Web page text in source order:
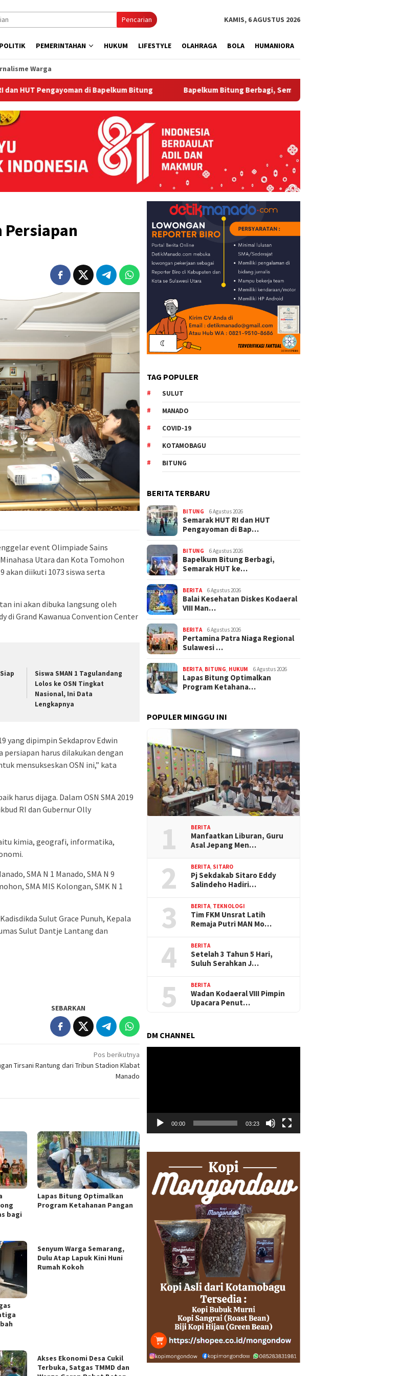
Pencarian KAMIS, 6 AGUSTUS 2026
POLITIK PEMERINTAHAN HUKUM LIFESTYLE OLAHRAGA BOLA HUMANIORA
Warga
di Bapelkum Bitung ‎Bapelkum Bitung Berbagi, Semarak HUT ke-81 RI dan Hari Pengayoman ke-81
event Olimpiade Sains
Utara dan Kota Tomohon
akan diikuti 1073 siswa serta
ini akan dibuka langsung oleh
di Grand Kawanua Convention Center
Siswa SMAN 1 Tagulandang
Lolos ke OSN Tingkat
Nasional, Ini Data
Lengkapnya
yang dipimpin Sekdaprov Edwin
persiapan harus dilakukan dengan
mensukseskan OSN ini,” kata
harus dijaga. Dalam OSN SMA 2019
RI dan Gubernur Olly
kimia, geografi, informatika,
SMA N 1 Manado, SMA N 9
SMA MIS Kolongan, SMK N 1
Sulut Grace Punuh, Kepala
Sulut Dantje Lantang dan
SEBARKAN
Pos berikutnya
Tirsani Rantung dari Tribun Stadion Klabat
Manado
bagi
Lapas Bitung Optimalkan
Program Ketahanan Pangan
Senyum Warga Semarang,
Dulu Atap Lapuk Kini Huni
Rumah Kokoh
Akses Ekonomi Desa Cukil
Terbuka, Satgas TMMD dan
TAG POPULER
SULUT
MANADO
COVID-19
KOTAMOBAGU
BITUNG
BERITA TERBARU
BITUNG 6 Agustus 2026
Semarak HUT RI dan HUT
Pengayoman di Bap…
BITUNG 6 Agustus 2026
‎Bapelkum Bitung Berbagi,
Semarak HUT ke…
BERITA 6 Agustus 2026
Balai Kesehatan Diskes Kodaeral
VIII Man…
BERITA 6 Agustus 2026
Pertamina Patra Niaga Regional
Sulawesi …
BERITA, BITUNG, HUKUM 6 Agustus 2026
Lapas Bitung Optimalkan
Program Ketahana…
POPULER MINGGU INI
1 BERITA
Manfaatkan Liburan, Guru
Asal Jepang Men…
2 BERITA, SITARO
Pj Sekdakab Sitaro Eddy
Salindeho Hadiri…
3 BERITA, TEKNOLOGI
Tim FKM Unsrat Latih
Remaja Putri MAN Mo…
4 BERITA
Setelah 3 Tahun 5 Hari,
Suluh Serahkan J…
5 BERITA
Wadan Kodaeral VIII Pimpin
Upacara Penut…
DM CHANNEL
00:00 03:23